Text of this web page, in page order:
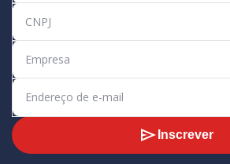
Inscrever